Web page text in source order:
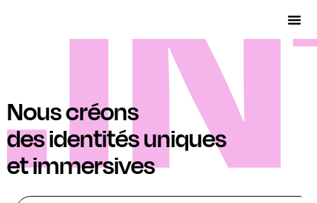
Nous créons
des identités uniques
et immersives